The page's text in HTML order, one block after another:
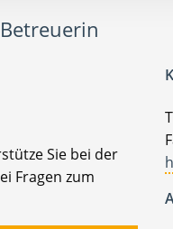
Sie bei der
Fragen zum